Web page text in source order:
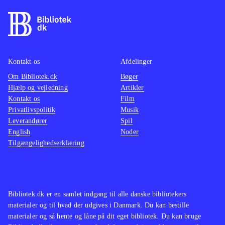
gennemtænkt og spillets puzzles er
klogt udført. Desværre er spillet ofte
og absolut ikke giver ved dørene.
Stadigt bliver man dog ved, da
universet simpelthen er alt for
fascinerende til at stoppe
.
Platformspil er der mange af, men
Teslagrads ordløse narrative stil og
unikke visuelle design gør, at spillet
Bibliotek.dk er en samlet indgang til alle danske bibliotekers
materialer og til hvad der udgives i Danmark. Du kan bestille
materialer og så hente og låne på dit eget bibliotek. Du kan bruge
Kontakt os
Om Bibliotek.dk
Hjælp og vejledning
Kontakt os
Privatlivspolitik
Leverandører
English
Tilgængelighedserklæring
Afdelinger
Bøger
Artikler
Film
Musik
Spil
Noder